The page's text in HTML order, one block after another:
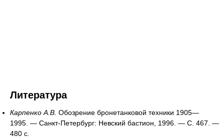
Литература
Карпенко А.В. Обозрение бронетанковой техники 1905—
1995. — Санкт-Петербург: Невский бастион, 1996. — С. 467. —
480 с.